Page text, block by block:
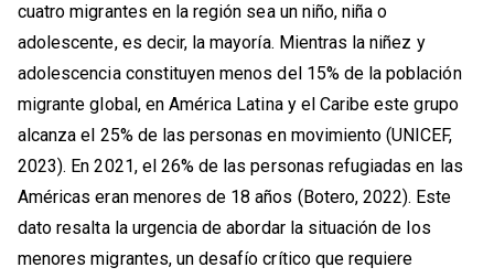
cuatro migrantes en la región sea un niño, niña o
adolescente, es decir, la mayoría. Mientras la niñez y
adolescencia constituyen menos del 15% de la población
migrante global, en América Latina y el Caribe este grupo
alcanza el 25% de las personas en movimiento (UNICEF,
2023). En 2021, el 26% de las personas refugiadas en las
Américas eran menores de 18 años (Botero, 2022). Este
dato resalta la urgencia de abordar la situación de los
menores migrantes, un desafío crítico que requiere